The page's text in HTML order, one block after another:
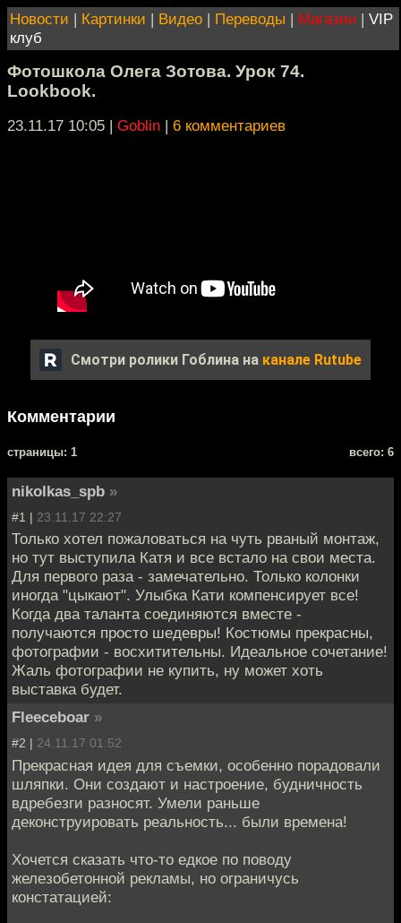
Новости | Картинки | Видео | Переводы | Магазин | VIP
клуб
Фотошкола Олега Зотова. Урок 74.
Lookbook.
23.11.17 10:05 | Goblin | 6 комментариев
Смотри ролики Гоблина на канале Rutube
Комментарии
cтраницы: 1 всего: 6
nikolkas_spb »
#1 | 23.11.17 22:27
Только хотел пожаловаться на чуть рваный монтаж,
но тут выступила Катя и все встало на свои места.
Для первого раза - замечательно. Только колонки
иногда "цыкают". Улыбка Кати компенсирует все!
Когда два таланта соединяются вместе -
получаются просто шедевры! Костюмы прекрасны,
фотографии - восхитительны. Идеальное сочетание!
Жаль фотографии не купить, ну может хоть
выставка будет.
Fleeceboar »
#2 | 24.11.17 01:52
Прекрасная идея для съемки, особенно порадовали
шляпки. Они создают и настроение, будничность
вдребезги разносят. Умели раньше
деконструировать реальность... были времена!
Хочется сказать что-то едкое по поводу
железобетонной рекламы, но ограничусь
констатацией: